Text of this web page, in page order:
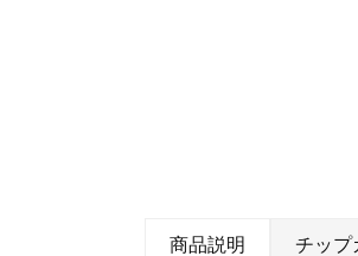
商品説明 チップ